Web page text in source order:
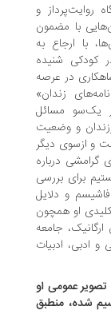
و
مضمون
به
شنیده
در عرصه
مسائل
و وضعیت
دیگر
درباره
بررسی
و دلایل
همچون
جامعه
ادبیات
عمومی او
منطبق